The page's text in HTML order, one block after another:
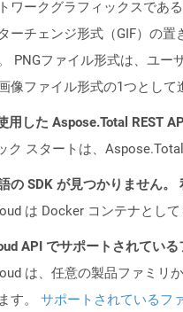
ワークグラフィックスであ
ーチェンジ形式（GIF）の
PNGファイル形式は、ユ
像ファイル形式の1つとして
用した Aspose.Total REST
ク スタートは、
の SDK が見つかりません。
は Docker コンテナとし
API でサポートされてい
は、任意の製品ファミリ
す。 サポートされているフ